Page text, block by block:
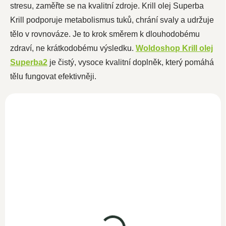
stresu, zaměřte se na kvalitní zdroje. Krill olej Superba
Krill podporuje metabolismus tuků, chrání svaly a udržuje
tělo v rovnováze. Je to krok směrem k dlouhodobému
zdraví, ne krátkodobému výsledku. Woldoshop Krill olej
Superba2 je čistý, vysoce kvalitní doplněk, který pomáhá
tělu fungovat efektivněji.